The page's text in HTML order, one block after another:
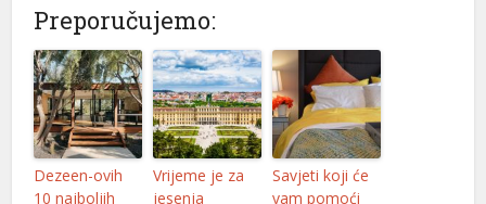
Preporučujemo:
Dezeen-ovih
10 najboljih
Vrijeme je za
jesenja
Savjeti koji će
vam pomoći